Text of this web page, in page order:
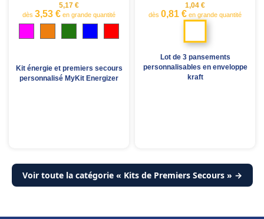
5,17 €
dès 3,53 € en grande quantité
translucide
transparent
Kit énergie et premiers secours
personnalisé MyKit Energizer
1,04 €
dès 0,81 € en grande quantité
Lot de 3 pansements
personnalisables en enveloppe
kraft
Voir toute la catégorie « Kits de Premiers Secours » →